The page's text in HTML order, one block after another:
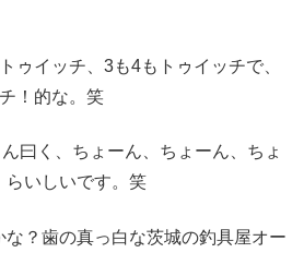
ゥイッチ、3も4もトゥイッチで、
！的な。笑
曰く、ちょーん、ちょーん、ちょ
らいしいです。笑
？歯の真っ白な茨城の釣具屋オー